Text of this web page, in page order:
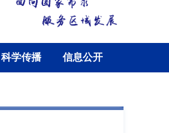
科学传播 信息公开